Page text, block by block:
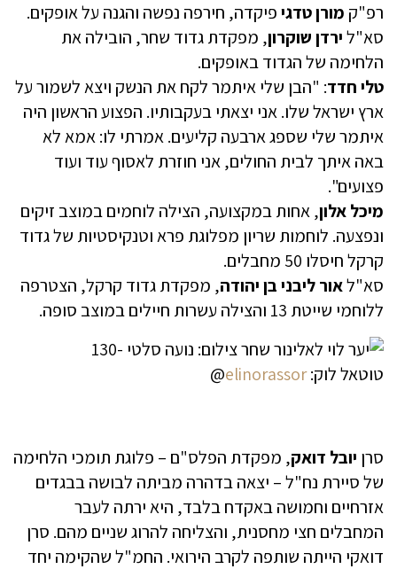
רפ"ק מורן טדגיפיקדה, חירפה נפשה והגנה על אופקים.
סא"לירדן שוקרון, מפקדת גדוד שחר, הובילה את
הלחימה של הגדוד באופקים.
טלי חדד: "הבן שלי איתמר לקח את הנשק ויצא לשמור על
ארץ ישראל שלו. אני יצאתי בעקבותיו. הפצוע הראשון היה
איתמר שלי שספג ארבעה קליעים. אמרתי לו: אמא לא
באה איתך לבית החולים, אני חוזרת לאסוף עוד ועוד
פצועים".
מיכל אלון, אחות במקצועה, הצילה לוחמים במוצב זיקים
ונפצעה. לוחמות שריון מפלוגת פרא וטנקיסטיות של גדוד
קרקל חיסלו 50 מחבלים.
סא"לאור ליבניבן יהודה, מפקדת גדוד קרקל, הצטרפה
ללוחמי שייטת 13 והצילה עשרות חיילים במוצב סופה.
טוטאל לוק:elinorassor
@
סרן יובל דואק, מפקדת הפלס"ם – פלוגת תומכי הלחימה
של סיירת נח"ל – יצאה בדהרה מביתה לבושה בבגדים
אזרחיים וחמושה באקדח בלבד, היא ירתה לעבר
המחבלים חצי מחסנית, והצליחה להרוג שניים מהם. סרן
דואקי הייתה שותפה לקרב הירואי. החמ"ל שהקימה יחד